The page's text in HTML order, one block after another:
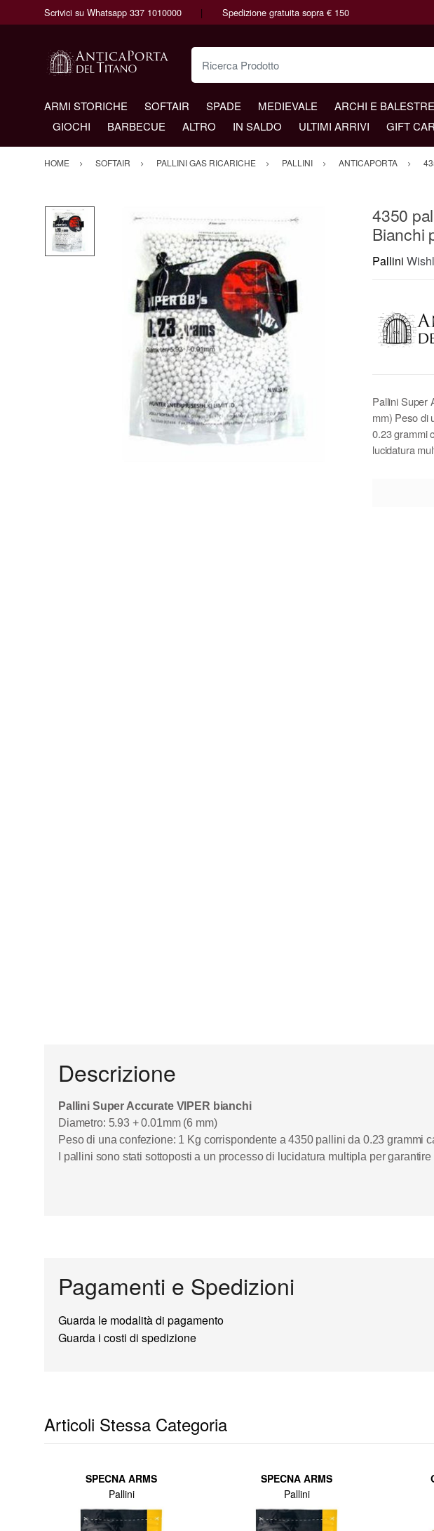
Scrivici su Whatsapp 337 1010000 Spedizione gratuita sopra € 150
Ricerca Prodotto
ARMI STORICHE SOFTAIR SPADE MEDIEVALE ARCHI E BALESTRE
GIOCHI
BARBECUE ALTRO IN SALDO ULTIMI ARRIVI GIFT
HOME SOFTAIR PALLINI GAS RICARICHE PALLINI ANTICAPORTA
4350
Bianchi
Pallini
Pallini Super
mm) Peso di
0.23 grammi
lucidatura
Descrizione
Pallini Super Accurate VIPER bianchi
Diametro: 5.93 + 0.01mm (6 mm)
Peso di una confezione: 1 Kg corrispondente a 4350 pallini da 0.23 grammi
I pallini sono stati sottoposti a un processo di lucidatura multipla per
Pagamenti e Spedizioni
Guarda le modalità di pagamento
Guarda i costi di spedizione
Articoli Stessa Categoria
SPECNA ARMS
Pallini
SPECNA ARMS
Pallini